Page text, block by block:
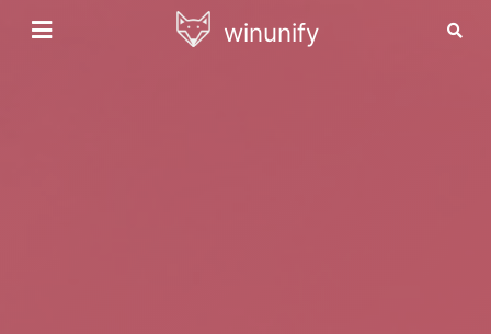
winunify